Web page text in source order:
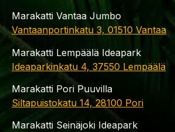
Marakatti Vantaa Jumbo
Vantaanportinkatu 3, 01510 Vantaa
Marakatti Lempäälä Ideapark
Ideaparkinkatu 4, 37550 Lempäälä
Marakatti Pori Puuvilla
Siltapuistokatu 14, 28100 Pori
Marakatti Seinäjoki Ideapark